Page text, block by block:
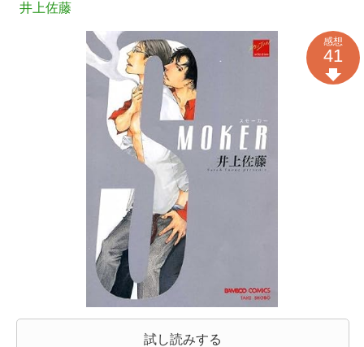
井上佐藤
試し読みする
感想
41